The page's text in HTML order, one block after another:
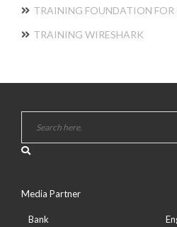
TRAINING FOUNDATION FOR
TRAINING WIRESHARK
Media Partner
Bank